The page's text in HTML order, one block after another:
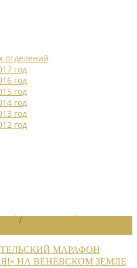
отделений
год
год
год
год
год
год
/
МАРАФОН
НА ВЕНЕВСКОМ ЗЕМЛЕ